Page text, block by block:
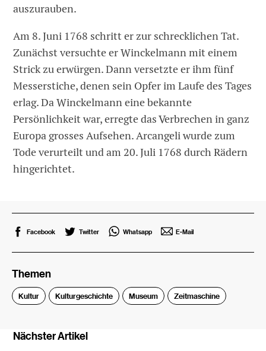
auszurauben.
Am 8. Juni 1768 schritt er zur schrecklichen Tat.
Zunächst versuchte er Winckelmann mit einem
Strick zu erwürgen. Dann versetzte er ihm fünf
Messerstiche, denen sein Opfer im Laufe des Tages
erlag. Da Winckelmann eine bekannte
Persönlichkeit war, erregte das Verbrechen in ganz
Europa grosses Aufsehen. Arcangeli wurde zum
Tode verurteilt und am 20. Juli 1768 durch Rädern
hingerichtet.
Facebook Twitter Whatsapp E-Mail
Themen
Kultur Kulturgeschichte Museum Zeitmaschine
Nächster Artikel